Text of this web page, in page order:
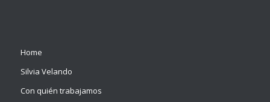
Home
Silvia Velando
Con quién trabajamos